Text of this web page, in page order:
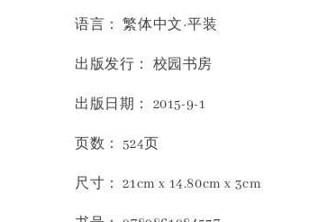
语言： 繁体中文·平装
出版发行： 校园书房
出版日期： 2015-9-1
页数： 524页
尺寸： 21cm x 14.80cm x 3cm